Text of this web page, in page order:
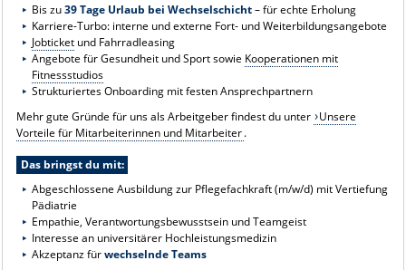
Bis zu39 Tage Urlaub bei Wechselschicht– für echte Erholung
Karriere-Turbo: interne und externe Fort- und Weiterbildungsangebote
Jobticket und Fahrradleasing
Angebote für Gesundheit und Sport sowie Kooperationen mit
Fitnessstudios
Strukturiertes Onboarding mit festen Ansprechpartnern
Mehr gute Gründe für uns als Arbeitgeber findest du unter Unsere
Vorteile für Mitarbeiterinnen und Mitarbeiter.
Das bringst du mit:
Abgeschlossene Ausbildung zur Pflegefachkraft (m/w/d) mit Vertiefung
Pädiatrie
Empathie, Verantwortungsbewusstsein und Teamgeist
Interesse an universitärer Hochleistungsmedizin
Akzeptanz fürwechselnde Teams